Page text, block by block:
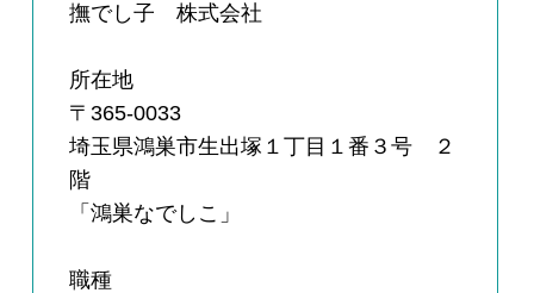
撫でし子 株式会社
所在地
〒365-0033
埼玉県鴻巣市生出塚１丁目１番３号 ２
階
「鴻巣なでしこ」
職種